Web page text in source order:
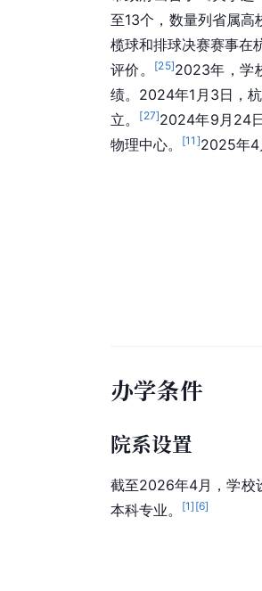
至13个，数量列省属高
榄球和排球决赛赛事在
评价。
[25]2023年，学
绩。2024年1月3日，
立。
[27]2024年9月24
物理中心。
[11 ]2025年4
办学条件
院系设置
截至2026年4月，学校
本科专业。
[1] [6]